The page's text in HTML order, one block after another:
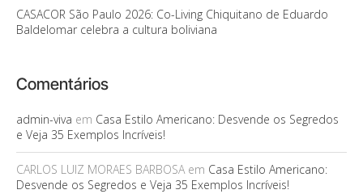
CASACOR São Paulo 2026: Co-Living Chiquitano de Eduardo
Baldelomar celebra a cultura boliviana
Comentários
admin-viva em Casa Estilo Americano: Desvende os Segredos
e Veja 35 Exemplos Incríveis!
CARLOS LUIZ MORAES BARBOSAem Casa Estilo Americano:
Desvende os Segredos e Veja 35 Exemplos Incríveis!